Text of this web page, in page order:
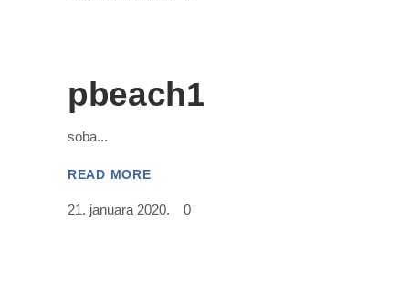
pbeach1
soba
READ MORE
21. januara 2020. 0